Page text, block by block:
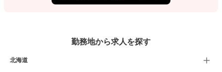
勤務地から求人を探す
北海道